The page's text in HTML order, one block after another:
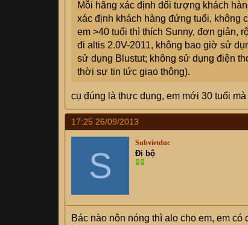
Mỗi hãng xác định đối tượng khách
xác định khách hàng đứng tuổi, không
em >40 tuổi thì thích Sunny, đơn giản,
đi altis 2.0V-2011, không bao giờ sử
sử dụng Blustut; không sử dụng điện
thời sự tin tức giao thông).
cụ đúng là thực dụng, em mới 30 tuổi
17:25 26/09/2013
S
Subvietduc
Đi bộ
Bác nào nôn nóng thì alo cho em, em